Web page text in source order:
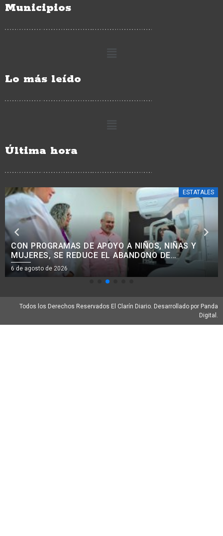
Municipios
Lo más leído
Última hora
ESTATALES
CON PROGRAMAS DE APOYO A NIÑOS, NIÑAS Y
MUJERES, SE REDUCE EL ABANDONO DE
TRATAMIENTOS ONCOLÓGICOS: BEDOLLA.<BR>
6 de agosto de 2026
Todos los Derechos Reservados El Clarín Diario. Desarrollado por Panda
Digital.